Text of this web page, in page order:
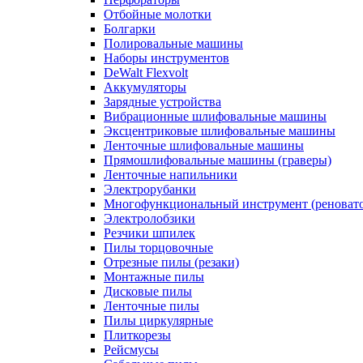
Отбойные молотки
Болгарки
Полировальные машины
Наборы инструментов
DeWalt Flexvolt
Аккумуляторы
Зарядные устройства
Вибрационные шлифовальные машины
Эксцентриковые шлифовальные машины
Ленточные шлифовальные машины
Прямошлифовальные машины (граверы)
Ленточные напильники
Электрорубанки
Многофункциональный инструмент
Электролобзики
Резчики шпилек
Пилы торцовочные
Отрезные пилы (резаки)
Монтажные пилы
Дисковые пилы
Ленточные пилы
Пилы циркулярные
Плиткорезы
Рейсмусы